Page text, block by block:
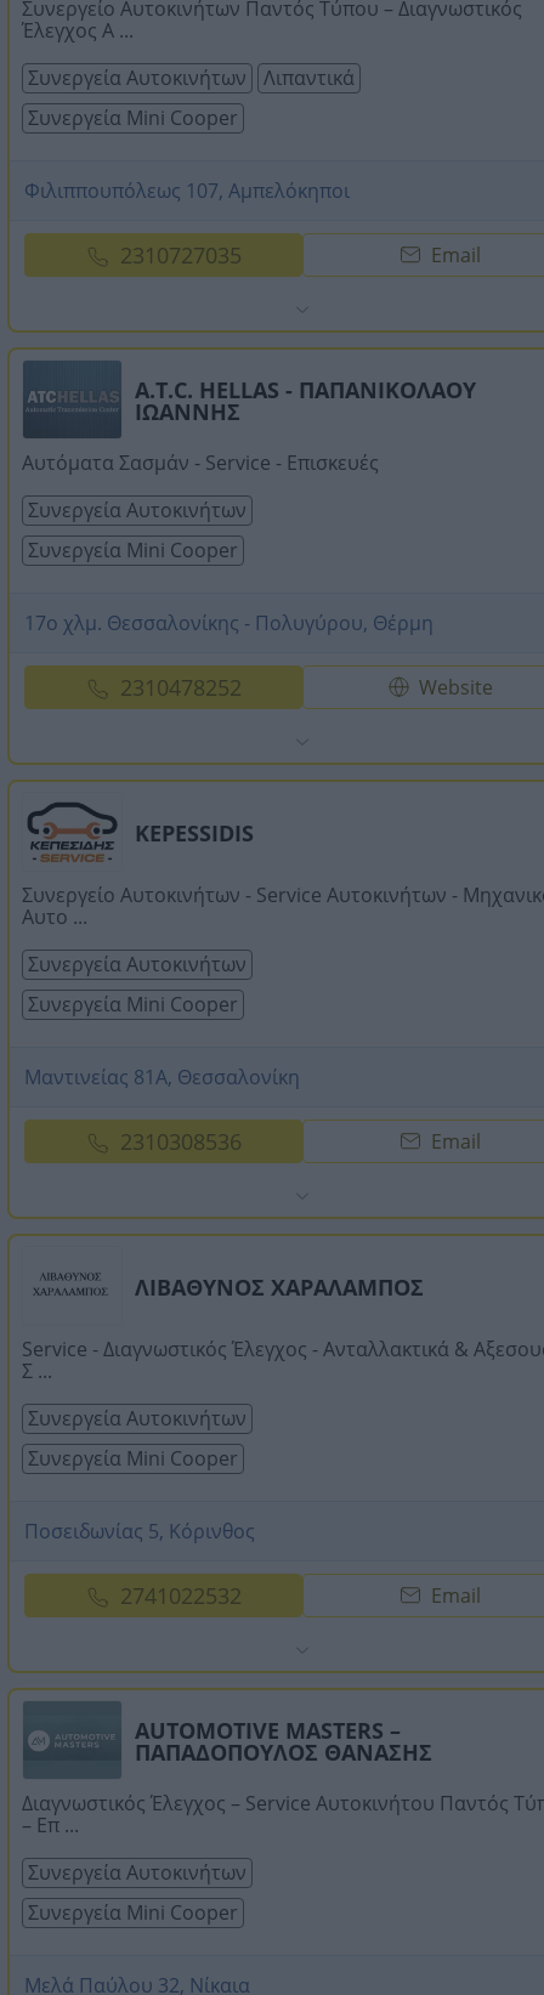
Συνεργείο Αυτοκινήτων Παντός Τύπου – Διαγνωστικός
Έλεγχος Α ...
Συνεργεία Αυτοκινήτων
Λιπαντικά
Συνεργεία Mini Cooper
Φιλιππουπόλεως 107, Αμπελόκηποι
2310727035 Email
A.T.C. HELLAS - ΠΑΠΑΝΙΚΟΛΑΟΥ
ΙΩΑΝΝΗΣ
Αυτόματα Σασμάν - Service - Επισκευές
Συνεργεία Αυτοκινήτων
Συνεργεία Mini Cooper
17ο χλμ. Θεσσαλονίκης - Πολυγύρου, Θέρμη
2310478252 Website
KEPESSIDIS
Συνεργείο Αυτοκινήτων - Service Αυτοκινήτων -
Αυτο ...
Συνεργεία Αυτοκινήτων
Συνεργεία Mini Cooper
Μαντινείας 81Α, Θεσσαλονίκη
2310308536 Email
ΛΙΒΑΘΥΝΟΣ ΧΑΡΑΛΑΜΠΟΣ
Service - Διαγνωστικός Έλεγχος - Ανταλλακτικά &
Σ ...
Συνεργεία Αυτοκινήτων
Συνεργεία Mini Cooper
Ποσειδωνίας 5, Κόρινθος
2741022532 Email
AUTOMOTIVE MASTERS –
ΠΑΠΑΔΟΠΟΥΛΟΣ ΘΑΝΑΣΗΣ
Διαγνωστικός Έλεγχος – Service Αυτοκινήτου Παντός
– Επ ...
Συνεργεία Αυτοκινήτων
Συνεργεία Mini Cooper
Μελά Παύλου 32, Νίκαια